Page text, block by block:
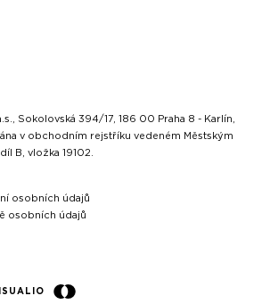
Sokolovská 394/17, 186 00 Praha 8 - Karlín,
v obchodním rejstříku vedeném Městským
B, vložka 19102.
osobních údajů
osobních údajů